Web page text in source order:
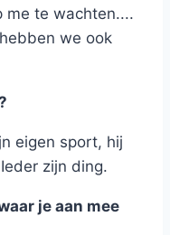
me te wachten....
we ook
eigen sport, hij
zijn ding.
je aan mee